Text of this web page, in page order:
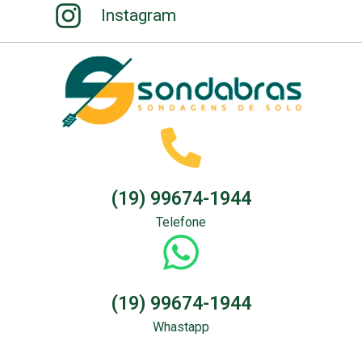
Instagram
(19) 99674-1944
Telefone
(19) 99674-1944
Whastapp